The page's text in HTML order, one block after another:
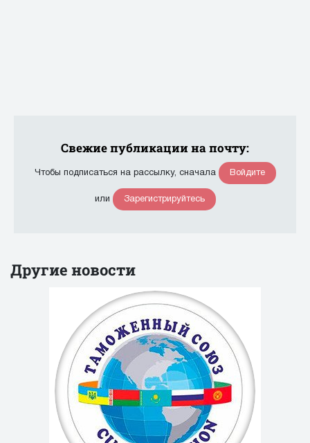
Свежие публикации на почту:
Чтобы подписаться на рассылку, сначала Войдите
или Зарегистрируйтесь
Другие новости